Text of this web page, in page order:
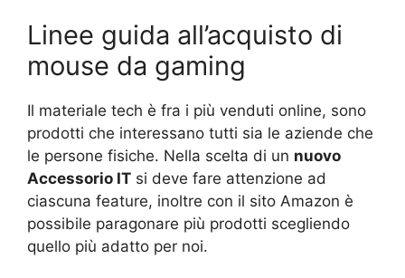
Linee guida all’acquisto di
mouse da gaming
Il materiale tech è fra i più venduti online, sono
prodotti che interessano tutti sia le aziende che
le persone fisiche. Nella scelta di un nuovo
Accessorio IT si deve fare attenzione ad
ciascuna feature, inoltre con il sito Amazon è
possibile paragonare più prodotti scegliendo
quello più adatto per noi.